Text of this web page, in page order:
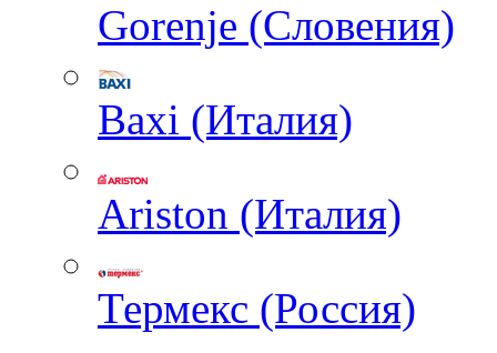
Gorenje (Словения)
Baxi (Италия)
Ariston (Италия)
Термекс (Россия)